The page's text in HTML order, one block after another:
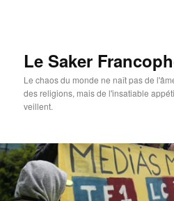
Le Saker
Le chaos du monde ne naît pas de
des religions, mais de l'insatiable
veillent.